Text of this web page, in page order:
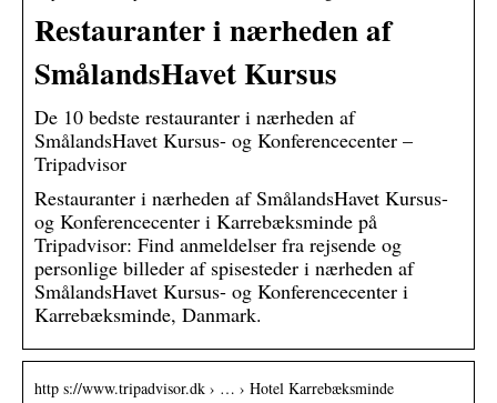
Restauranter i nærheden af
SmålandsHavet Kursus
De 10 bedste restauranter i nærheden af
SmålandsHavet Kursus- og Konferencecenter –
Tripadvisor
Restauranter i nærheden af SmålandsHavet Kursus-
og Konferencecenter i Karrebæksminde på
Tripadvisor: Find anmeldelser fra rejsende og
personlige billeder af spisesteder i nærheden af
SmålandsHavet Kursus- og Konferencecenter i
Karrebæksminde, Danmark.
http s://www.tripadvisor.dk › … › Hotel Karrebæksminde